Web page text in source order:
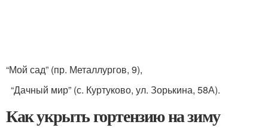
“Мой сад” (пр. Металлургов, 9),
“Дачный мир” (с. Куртуково, ул. Зорькина, 58А).
Как укрыть гортензию на зиму